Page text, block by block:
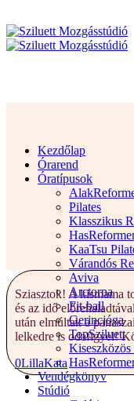
Kezdőlap
Órarend
Óratípusok
Pilates
Klasszikus
KaaTsu
Várandós
Aviva
Arctorna
Fit-ball
Gerincjóga
TopSziluett
Kiseszközös
Vendégkönyv
Stúdió
Sziasztok! A kismama
és az idő
után elmúltak a
lelkedre is odafigyel!
0LillaKata